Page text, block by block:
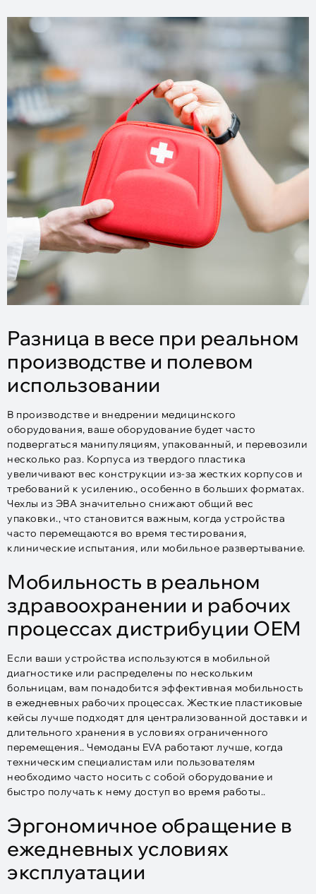
Разница в весе при реальном
производстве и полевом
использовании
В производстве и внедрении медицинского
оборудования, ваше оборудование будет часто
подвергаться манипуляциям, упакованный, и перевозили
несколько раз. Корпуса из твердого пластика
увеличивают вес конструкции из-за жестких корпусов и
требований к усилению., особенно в больших форматах.
Чехлы из ЭВА значительно снижают общий вес
упаковки., что становится важным, когда устройства
часто перемещаются во время тестирования,
клинические испытания, или мобильное развертывание.
Мобильность в реальном
здравоохранении и рабочих
процессах дистрибуции OEM
Если ваши устройства используются в мобильной
диагностике или распределены по нескольким
больницам, вам понадобится эффективная мобильность
в ежедневных рабочих процессах. Жесткие пластиковые
кейсы лучше подходят для централизованной доставки и
длительного хранения в условиях ограниченного
перемещения.. Чемоданы EVA работают лучше, когда
техническим специалистам или пользователям
необходимо часто носить с собой оборудование и
быстро получать к нему доступ во время работы..
Эргономичное обращение в
ежедневных условиях
эксплуатации